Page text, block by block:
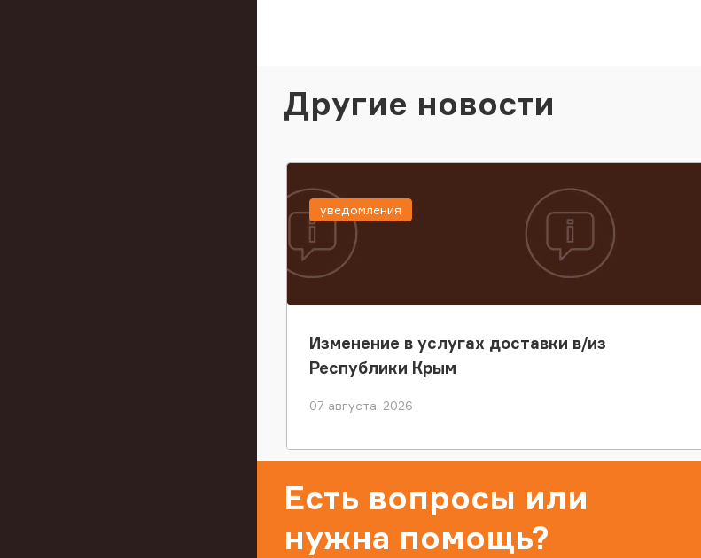
Другие новости
Изменение в услугах доставки в/из
Республики Крым
07 августа, 2026
уведомления
Есть вопросы или
нужна помощь?